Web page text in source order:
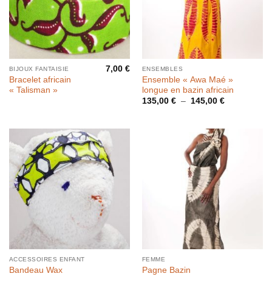
BIJOUX FANTAISIE
Bracelet africain
« Talisman »
7,00€ ENSEMBLES
Ensemble « Awa Maé »
longue en bazin africain
135,00 € – 145,00 €Plage
à
145,00 €
ACCESSOIRES ENFANT
Bandeau Wax
FEMME
Pagne Bazin